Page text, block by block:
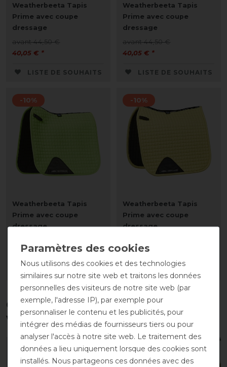
Weatherbeeta Tapis
Prime avec coupe
dressage
avant 44,50 €
40,05 € *
LISTE DE SOUHAITS
Weatherbeeta Tapis
Prime avec coupe
dressage
avant 44,50 €
40,05 € *
LISTE DE SOUHAITS
-10%
Weatherbeeta Tapis
Prime avec coupe
dressage
40,05 € *
-10%
Weatherbeeta Tapis
Prime avec coupe
dressage
40,05 € *
Ces produits pourraient également
vous intéresser
-10% -10%
Nous utilisons des cookies et des technologies
similaires sur notre site web et traitons les données
personnelles des visiteurs de notre site web (par
exemple, l'adresse IP), par exemple pour
personnaliser le contenu et les publicités, pour
intégrer des médias de fournisseurs tiers ou pour
analyser l'accès à notre site web. Le traitement des
données a lieu uniquement lorsque des cookies sont
installés. Nous partageons ces données avec des